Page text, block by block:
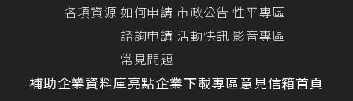
各項資源 如何申請
諮詢申請
常見問題
市政公告
活動快訊
性平專區
影音專區
補助企業資料庫亮點企業下載專區意見信箱首頁